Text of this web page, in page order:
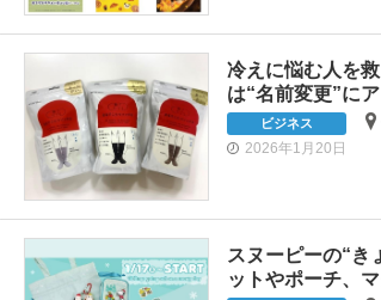
冷えに悩む人を
は“名前変更”に
ビジネス
2026年1月20日
スヌーピーの“き
ットやポーチ、